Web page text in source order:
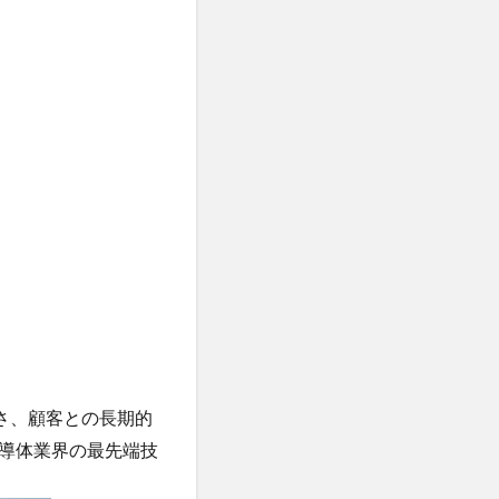
、顧客との長期的
体業界の最先端技